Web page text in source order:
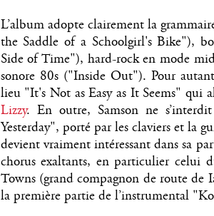
L’album adopte clairement la
the Saddle of a Schoolgirl's Bike"),
Side of Time"), hard-rock en mode
sonore 80s ("Inside Out"). Pour
lieu "It's Not as Easy as It Seems" qui
Lizzy. En outre, Samson ne
Yesterday", porté par les claviers et la
devient vraiment intéressant dans sa
chorus exaltants, en particulier celui
Towns (grand compagnon de route
la première partie de l’instrumental